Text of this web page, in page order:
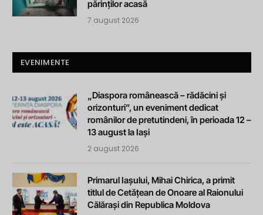
părinților acasă
7 august 2026
EVENIMENTE
„Diaspora românească – rădăcini și
orizonturi”, un eveniment dedicat
românilor de pretutindeni, în perioada 12 –
13 august la Iași
2 august 2026
Primarul Iașului, Mihai Chirica, a primit
titlul de Cetățean de Onoare al Raionului
Călărași din Republica Moldova